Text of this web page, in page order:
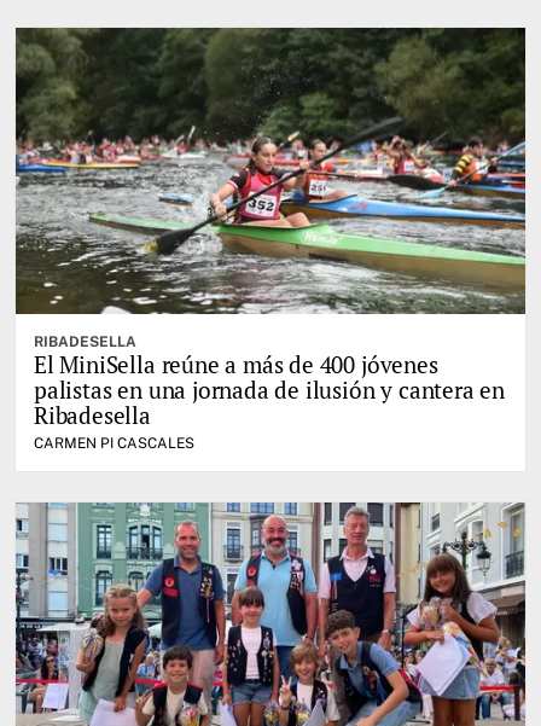
RIBADESELLA
El MiniSella reúne a más de 400 jóvenes
palistas en una jornada de ilusión y cantera en
Ribadesella
CARMEN PI CASCALES